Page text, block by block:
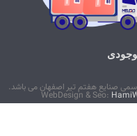
صنایع هفتم تیر اصفهان می باشد.
WebDesign & Seo: